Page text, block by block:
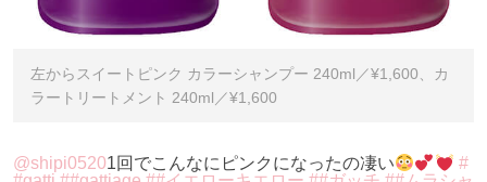
左からスイートピンク カラーシャンプー 240ml／¥1,600、カ
ラートリートメント 240ml／¥1,600
@shipi05201回でこんなにピンクになったの凄い
#